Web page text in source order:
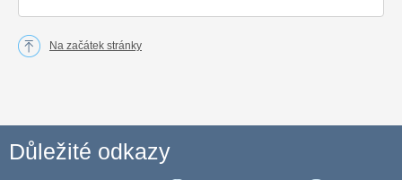
Na začátek stránky
Důležité odkazy